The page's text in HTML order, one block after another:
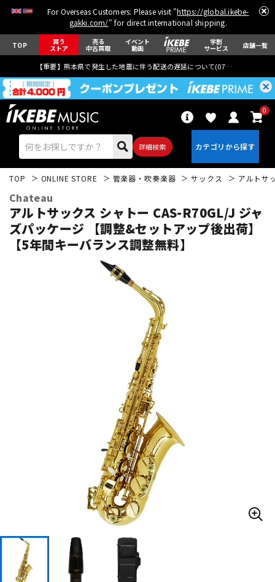
For Overseas Customers: Please visit "https://global.ikebe-
gakki.com/" for direct international shipping.
TOP 買う
ストア
売る
中古買取
イベント
動画
学割
サービス 店舗一覧
【重要】熊本県で発生した地震に伴う配送の遅延について(07月29日
詳細検索
0
エレキギター アコギ/エレアコ
DTM オンライン納品
TOP ONLINE STORE 管楽器・吹奏楽器 サックス アルトサ
Chateau
アルトサックス シャトー CAS-R70GL/J ジャ
ズパッケージ 【調整&セットアップ後出荷】
【5年間キーバランス調整無料】